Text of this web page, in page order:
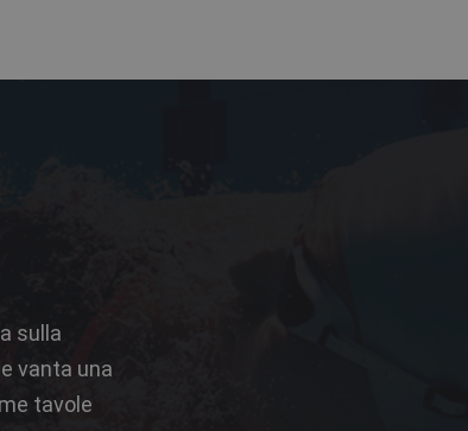
sulla
vanta una
tavole